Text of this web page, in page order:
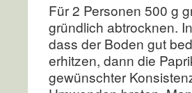
Für 2 Personen 500 g
gründlich abtrocknen.
dass der Boden gut
erhitzen, dann die
gewünschter